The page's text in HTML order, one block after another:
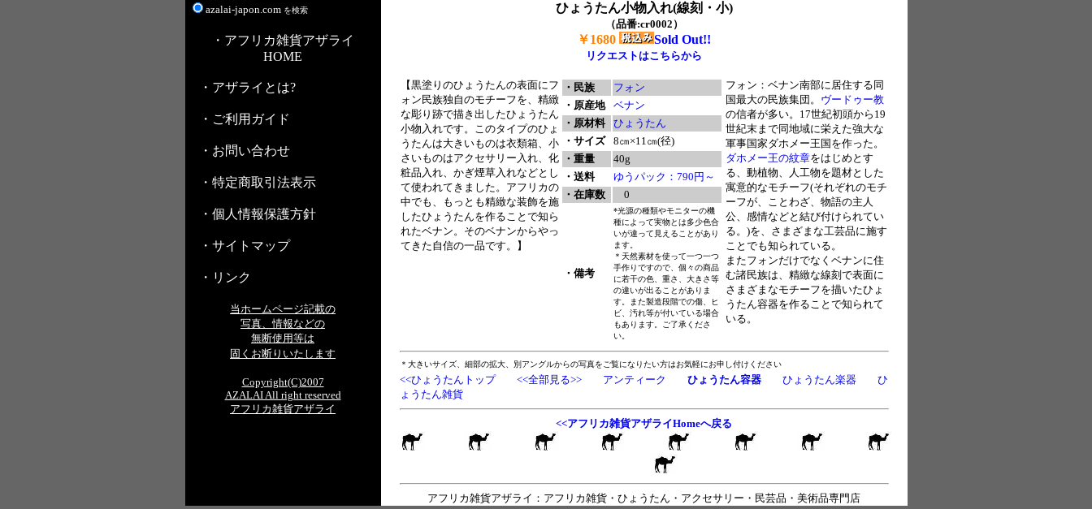
azalai-japon.com を検索
・アフリカ雑貨アザライ
HOME
・アザライとは?
・ご利用ガイド
・お問い合わせ
・特定商取引法表示
・個人情報保護方針
・サイトマップ
・リンク
当ホームページ記載の
写真、情報などの
無断使用等は
固くお断りいたします
Copyright(C)2007
AZALAI All right reserved
アフリカ雑貨アザライ
ひょうたん小物入れ(線刻・小)
（品番:cr0002）
￥1680 Sold Out!!
リクエストはこちらから
【黒塗りのひょうたんの表面にフ
ォン民族独自のモチーフを、精緻
な彫り跡で描き出したひょうたん
小物入れです。このタイプのひょ
うたんは大きいものは衣類箱、小
さいものはアクセサリー入れ、化
粧品入れ、かぎ煙草入れなどとし
て使われてきました。アフリカの
中でも、もっとも精緻な装飾を施
したひょうたんを作ることで知ら
れたベナン。そのベナンからやっ
てきた自信の一品です。】
・民族
フォン
・原産地
ベナン
・原材料
ひょうたん
・サイズ
8㎝×11㎝(径)
・重量
40g
・送料
ゆうパック：790円～
・在庫数
0
・備考
*光源の種類やモニターの機
種によって実物とは多少色合
いが違って見えることがあり
ます。
＊天然素材を使って一つ一つ
手作りですので、個々の商品
に若干の色、重さ、大きさ等
の違いが出ることがありま
す。また製造段階での傷、ヒ
ビ、汚れ等が付いている場合
もあります。ご了承くださ
い。
フォン：ベナン南部に居住する同
国最大の民族集団。 ヴードゥー教
の信者が多い。17世紀初頭から19
世紀末まで同地域に栄えた強大な
軍事国家ダホメー王国を作った。
ダホメー王の紋章をはじめとす
る、動植物、人工物を題材とした
寓意的なモチーフ(それぞれのモチ
ーフが、ことわざ、物語の主人
公、感情などと結び付けられてい
る。)を、さまざまな工芸品に施す
ことでも知られている。
またフォンだけでなくベナンに住
む諸民族は、精緻な線刻で表面に
さまざまなモチーフを描いたひょ
うたん容器を作ることで知られて
いる。
＊大きいサイズ、細部の拡大、別アングルからの写真をご覧になりたい方はお気軽にお申し付けください
<<ひょうたんトップ <<全部見る>> アンティーク ひょうたん容器 ひょうたん楽器
ひ
ょうたん雑貨
<<アフリカ雑貨アザライHomeへ戻る
アフリカ雑貨アザライ：アフリカ雑貨・ひょうたん・アクセサリー・民芸品・美術品専門店